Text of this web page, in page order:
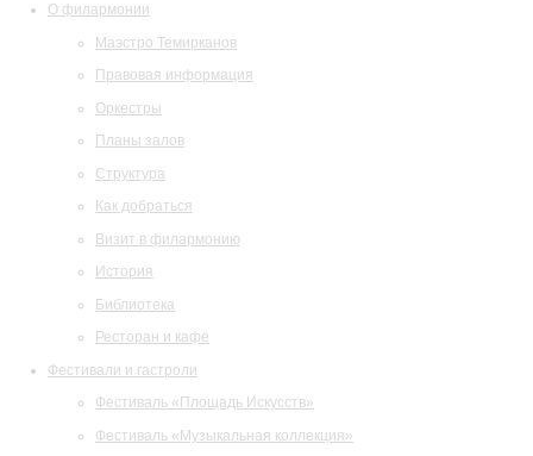
О филармонии
Маэстро Темирканов
Правовая информация
Оркестры
Планы залов
Структура
Как добраться
Визит в филармонию
История
Библиотека
Ресторан и кафе
Фестивали и гастроли
Фестиваль «Площадь Искусств»
Фестиваль «Музыкальная коллекция»